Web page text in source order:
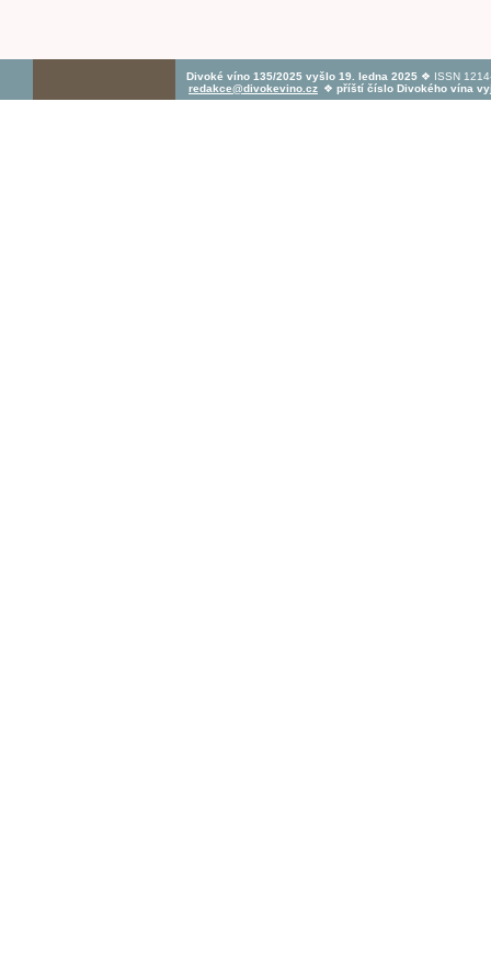
Divoké víno 135/2025 vyšlo 19. ledna 2025 ❖ ISSN
redakce@divokevino.cz ❖ příští číslo Divokého vína